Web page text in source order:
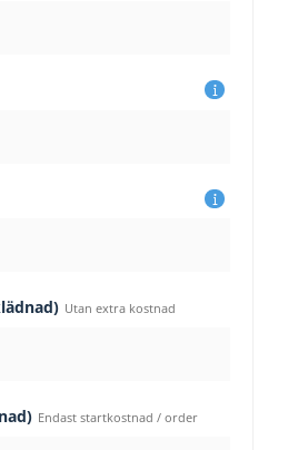
Utan extra kostnad
Endast startkostnad / order